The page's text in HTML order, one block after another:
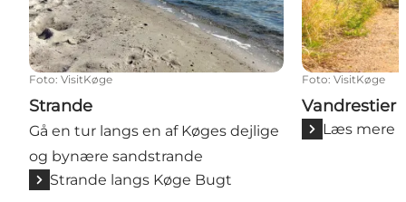
Foto: VisitKøge
Strande
Gå en tur langs en af Køges dejlige
og bynære sandstrande
Strande langs Køge Bugt
Foto: VisitKøge
Vandrestier
Læs mere